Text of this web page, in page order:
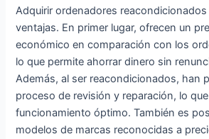
con Ventilador
1920 * 1200
2K FHD
Pantalla Dual
WiFi
Compatibilidad
-Blue
Windows 10
Pro 64 bits)
(Reacondicion
ado)
Adquirir ordenadores
ventajas. En primer lugar, ofrecen un
económico en comparación con los
lo que permite ahorrar dinero sin
Además, al ser reacondicionados, han
proceso de revisión y reparación, lo
funcionamiento óptimo. También es
modelos de marcas reconocidas a